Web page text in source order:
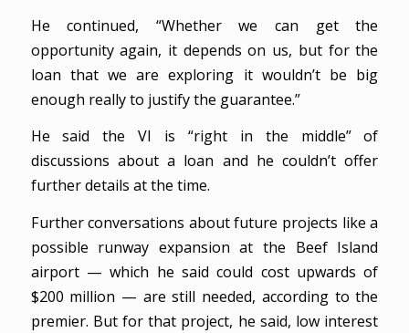
He continued, “Whether we can get the
opportunity again, it depends on us, but for the
loan that we are exploring it wouldn’t be big
enough really to justify the guarantee.”
He said the VI is “right in the middle” of
discussions about a loan and he couldn’t offer
further details at the time.
Further conversations about future projects like a
possible runway expansion at the Beef Island
airport — which he said could cost upwards of
$200 million — are still needed, according to the
premier. But for that project, he said, low interest